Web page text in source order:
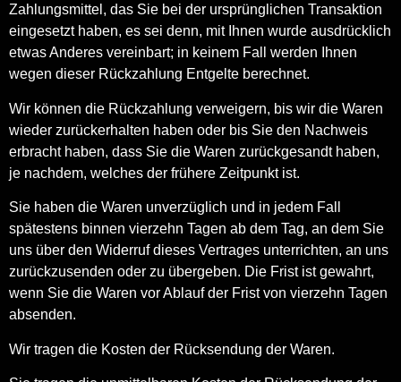
Zahlungsmittel, das Sie bei der ursprünglichen Transaktion
eingesetzt haben, es sei denn, mit Ihnen wurde ausdrücklich
etwas Anderes vereinbart; in keinem Fall werden Ihnen
wegen dieser Rückzahlung Entgelte berechnet.
Wir können die Rückzahlung verweigern, bis wir die Waren
wieder zurückerhalten haben oder bis Sie den Nachweis
erbracht haben, dass Sie die Waren zurückgesandt haben,
je nachdem, welches der frühere Zeitpunkt ist.
Sie haben die Waren unverzüglich und in jedem Fall
spätestens binnen vierzehn Tagen ab dem Tag, an dem Sie
uns über den Widerruf dieses Vertrages unterrichten, an uns
zurückzusenden oder zu übergeben. Die Frist ist gewahrt,
wenn Sie die Waren vor Ablauf der Frist von vierzehn Tagen
absenden.
Wir tragen die Kosten der Rücksendung der Waren.